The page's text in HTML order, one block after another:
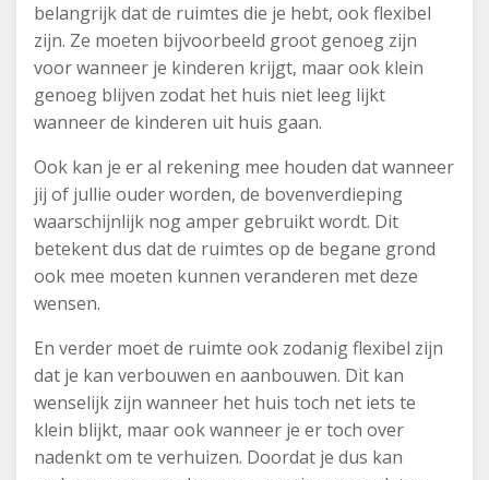
belangrijk dat de ruimtes die je hebt, ook flexibel
zijn. Ze moeten bijvoorbeeld groot genoeg zijn
voor wanneer je kinderen krijgt, maar ook klein
genoeg blijven zodat het huis niet leeg lijkt
wanneer de kinderen uit huis gaan.
Ook kan je er al rekening mee houden dat wanneer
jij of jullie ouder worden, de bovenverdieping
waarschijnlijk nog amper gebruikt wordt. Dit
betekent dus dat de ruimtes op de begane grond
ook mee moeten kunnen veranderen met deze
wensen.
En verder moet de ruimte ook zodanig flexibel zijn
dat je kan verbouwen en aanbouwen. Dit kan
wenselijk zijn wanneer het huis toch net iets te
klein blijkt, maar ook wanneer je er toch over
nadenkt om te verhuizen. Doordat je dus kan